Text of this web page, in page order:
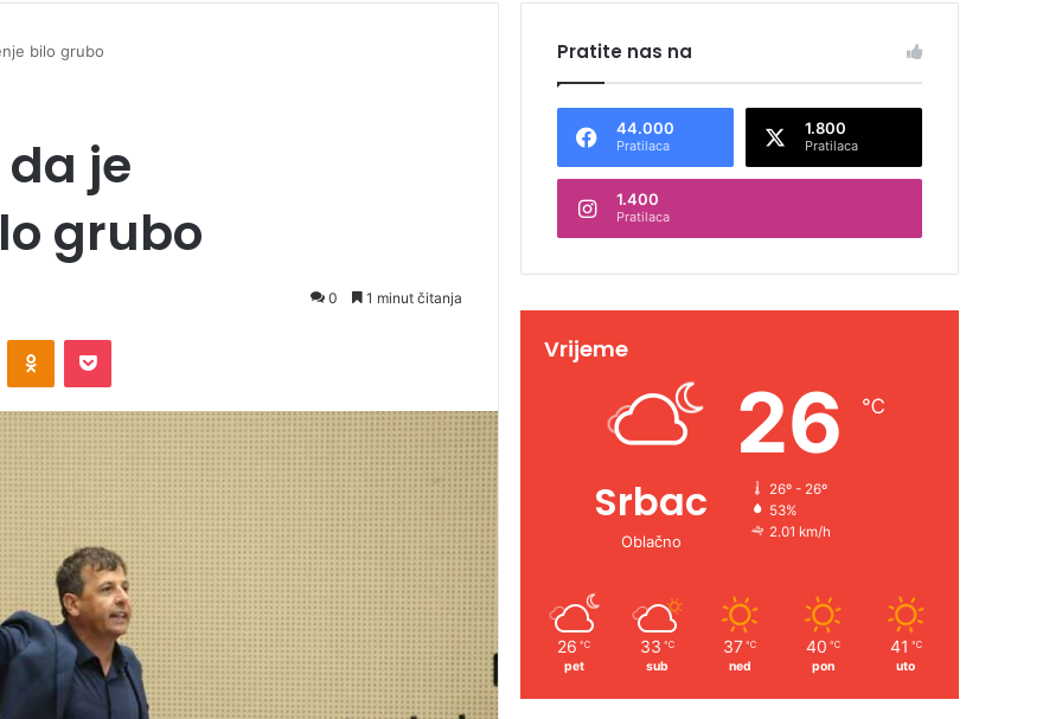
bilo grubo
je
grubo
0 1 minut čitanja
Pratite nas na
44.000
Pratilaca
1.800
Pratilaca
1.400
Pratilaca
Vrijeme
Srbac
Oblačno
26 ℃
26º - 26º
53%
2.01 km/h
26 ℃
pet
33 ℃
sub
37 ℃
ned
40 ℃
pon
41 ℃
uto